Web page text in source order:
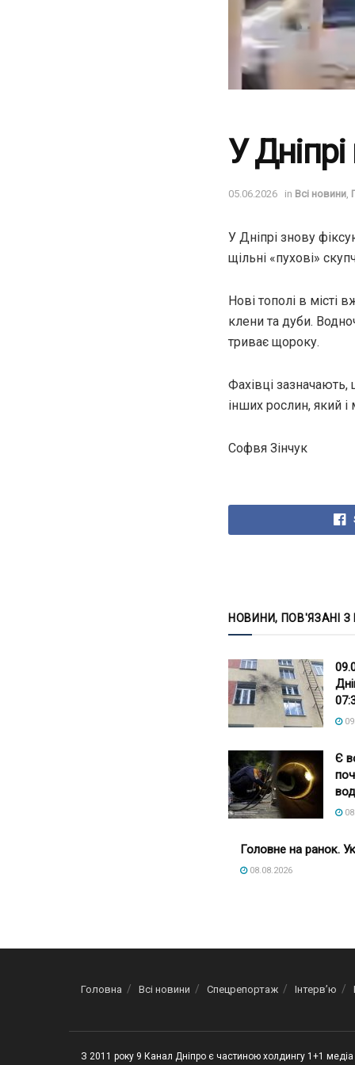
У
05.06.2026 in Всі новини
У Дніпрі знову
щільні «пухові»
Нові тополі в місті
клени та дуби.
триває щороку.
Фахівці
інших рослин, який і
Софвя Зінчук
НОВИНИ, ПОВ'ЯЗАНІ
Є
Головне на ранок.
08.08.2026
Головна Всі новини Спецрепортаж Інтерв’ю
З 2011 року 9 Канал Дніпро є частиною холдингу 1+1